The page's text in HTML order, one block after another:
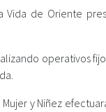
Vida de Oriente
operativos
y Niñez